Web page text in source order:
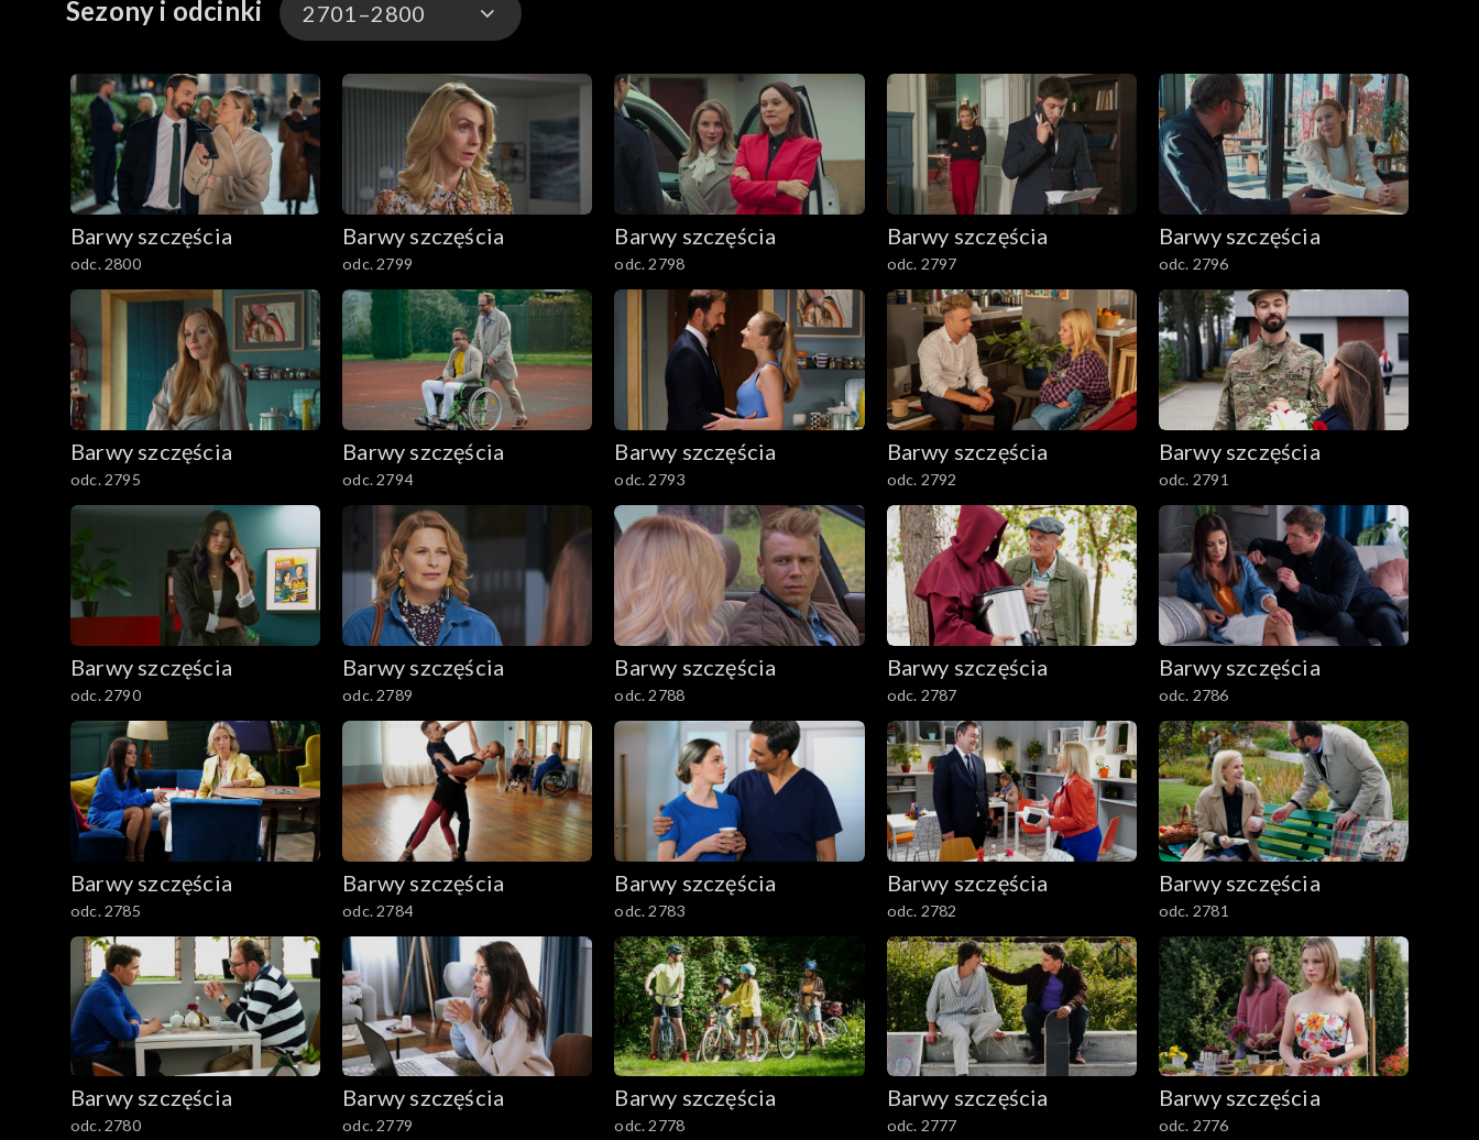
Sezony i odcinki 2701–2800
3301-3400
3201-3300
3101-3200
3001-3100
2901-3000
2801–2900
2701–2800
2601–2700
2501–2600
2401–2500
2301–2400
2201–2300
2101–2200
2001–2100
1901–2000
1801–1900
1701–1800
1601–1700
1501–1600
1401–1500
Barwy szczęścia
odc. 2800
Barwy szczęścia
odc. 2799
Barwy szczęścia
odc. 2798
Barwy szczęścia
odc. 2797
Barwy szczęścia
odc. 2796
Barwy szczęścia
odc. 2795
Barwy szczęścia
odc. 2794
Barwy szczęścia
odc. 2793
Barwy szczęścia
odc. 2792
Barwy szczęścia
odc. 2791
Barwy szczęścia
odc. 2790
Barwy szczęścia
odc. 2789
Barwy szczęścia
odc. 2788
Barwy szczęścia
odc. 2787
Barwy szczęścia
odc. 2786
Barwy szczęścia
odc. 2785
Barwy szczęścia
odc. 2784
Barwy szczęścia
odc. 2783
Barwy szczęścia
odc. 2782
Barwy szczęścia
odc. 2781
Barwy szczęścia
odc. 2780
Barwy szczęścia
odc. 2779
Barwy szczęścia
odc. 2778
Barwy szczęścia
odc. 2777
Barwy szczęścia
odc. 2776